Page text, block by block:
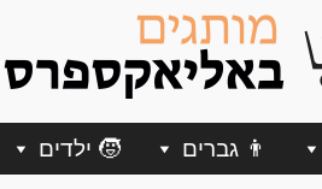
👨 גברים 🧒 ילדים